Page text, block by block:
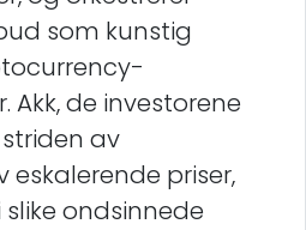
som kunstig
Akk, de investorene
av
eskalerende priser,
ondsinnede